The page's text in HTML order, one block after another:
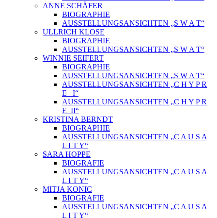
ANNE SCHÄFER
BIOGRAPHIE
AUSSTELLUNGSANSICHTEN „S W A T“
ULLRICH KLOSE
BIOGRAPHIE
AUSSTELLUNGSANSICHTEN „S W A T“
WINNIE SEIFERT
BIOGRAPHIE
AUSSTELLUNGSANSICHTEN „S W A T“
AUSSTELLUNGSANSICHTEN „C H Y P R
E_ I“
AUSSTELLUNGSANSICHTEN „C H Y P R
E_II“
KRISTINA BERNDT
BIOGRAPHIE
AUSSTELLUNGSANSICHTEN „C A U S A
L I T Y“
SARA HOPPE
BIOGRAFIE
AUSSTELLUNGSANSICHTEN „C A U S A
L I T Y“
MITJA KONIC
BIOGRAFIE
AUSSTELLUNGSANSICHTEN „C A U S A
L I T Y“